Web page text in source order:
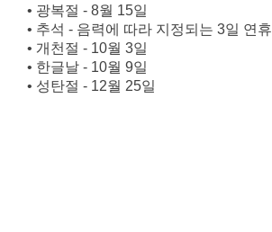
• 광복절 - 8월 15일
• 추석 - 음력에 따라 지정되는 3일 연휴
• 개천절 - 10월 3일
• 한글날 - 10월 9일
• 성탄절 - 12월 25일